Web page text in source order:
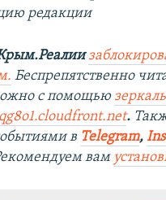
редакции
Беспрепятственно
с помощью
.
в Telegram,
вам